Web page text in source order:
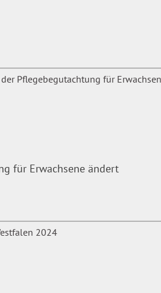
für Erwachsene ändert